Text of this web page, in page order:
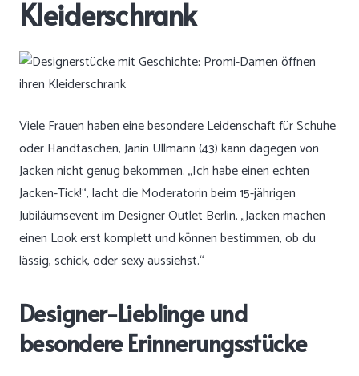
Kleiderschrank
Viele Frauen haben eine besondere Leidenschaft für Schuhe
oder Handtaschen, Janin Ullmann (43) kann dagegen von
Jacken nicht genug bekommen. „Ich habe einen echten
Jacken-Tick!“, lacht die Moderatorin beim 15-jährigen
Jubiläumsevent im Designer Outlet Berlin. „Jacken machen
einen Look erst komplett und können bestimmen, ob du
lässig, schick, oder sexy aussiehst.“
Designer-Lieblinge und
besondere Erinnerungsstücke